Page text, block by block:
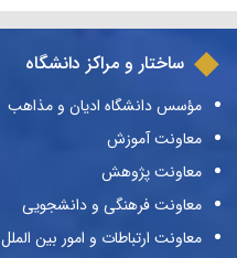
ساختار و مراکز دانشگاه
مؤسس دانشگاه ادیان و مذاهب
معاونت آموزش
معاونت پژوهش
معاونت فرهنگی و دانشجویی
معاونت ارتباطات و امور بین الملل